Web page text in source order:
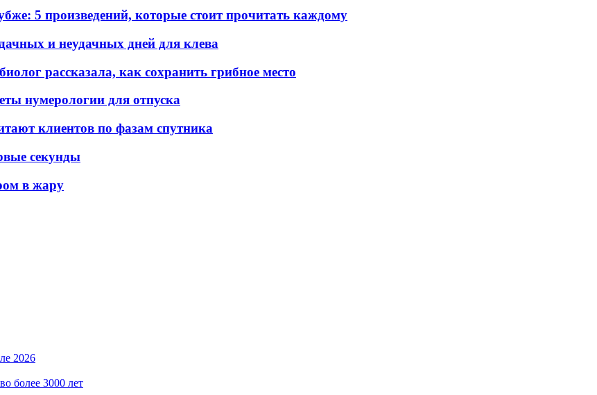
5 произведений, которые стоит прочитать каждому
и неудачных дней для клева
рассказала, как сохранить грибное место
нумерологии для отпуска
клиентов по фазам спутника
секунды
в жару
2026
более 3000 лет